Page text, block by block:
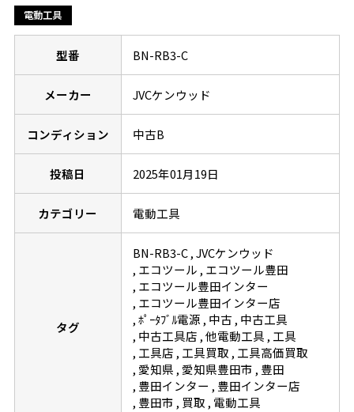
電動工具
型番 BN-RB3-C
メーカー JVCケンウッド
コンディション 中古B
投稿日 2025年01月19日
カテゴリー 電動工具
タグ
BN-RB3-C JVCケンウッド
エコツール エコツール豊田
エコツール豊田インター
エコツール豊田インター店
ﾎﾟｰﾀﾌﾞﾙ電源 中古 中古工具
中古工具店 他電動工具 工具
工具店 工具買取 工具高価買取
愛知県 愛知県豊田市 豊田
豊田インター
豊田インター店
豊田市
買取 電動工具